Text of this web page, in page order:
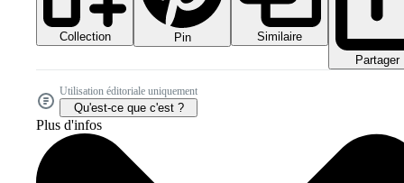
Collection Pin
Similaire
Partager
Utilisation éditoriale uniquement
Qu'est-ce que c'est ?
Plus d'infos